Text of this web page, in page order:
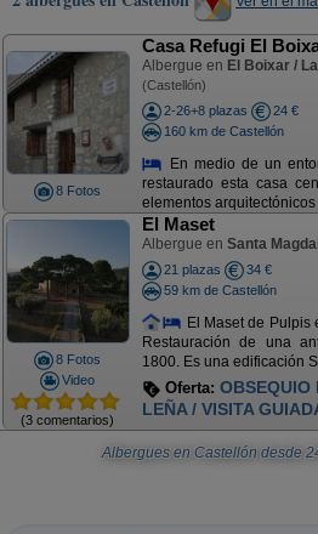
8 Fotos
Casa Refugi El
Albergue en El Boixar /
(Castellón)
2-26+8 plazas
24 €
160 km de Castellón
En medio de un
restaurado esta casa
elementos arquitectónicos
8 Fotos
Video
(3 comentarios)
El Maset
Albergue en Santa
21 plazas
34 €
59 km de Castellón
El Maset de Pulpis
Restauración de una
1800. Es una edificación
Oferta: OBSEQUIO
LEÑA / VISITA
Albergues en Castellón desde